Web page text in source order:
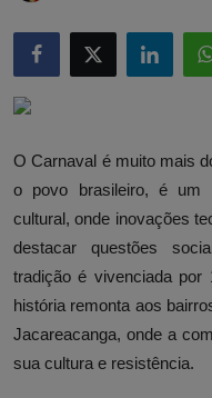
PODCASTS
GALERIA DE FOTOS
COLABORADORES
O Carnaval é muito mais
o povo brasileiro, é um
cultural, onde inovações
destacar questões
tradição é vivenciada por
história remonta aos
Jacareacanga, onde a
sua cultura e resistência.